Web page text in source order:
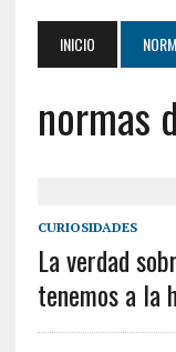
INICIO
normas
CURIOSIDADES
La verdad
tenemos a la